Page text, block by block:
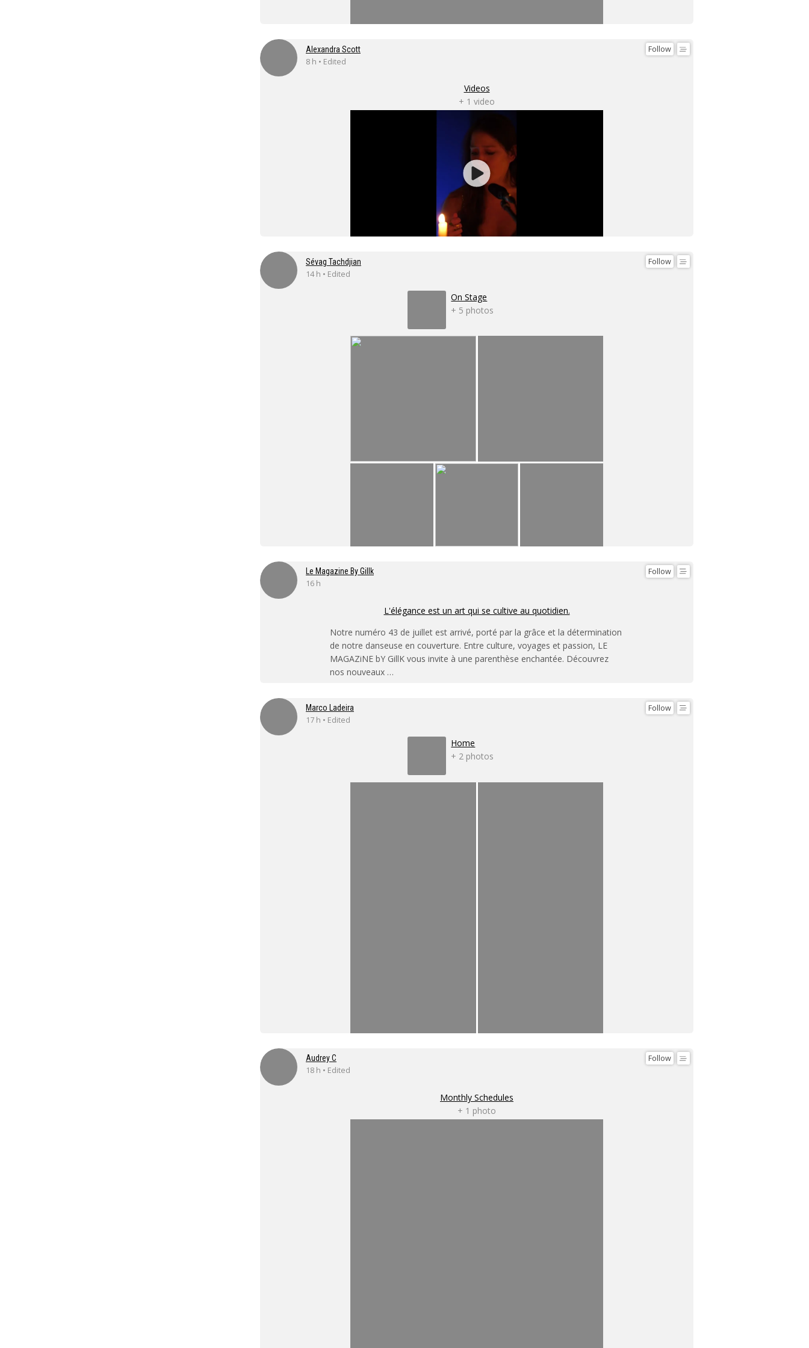
Follow
Alexandra Scott
8 h • Edited
Videos
+ 1 video
Follow
Sévag Tachdjian
14 h • Edited
On Stage
+ 5 photos
Follow
Le Magazine By Gillk
16 h
L'élégance est un art qui se cultive au quotidien.
Notre numéro 43 de juillet est arrivé, porté par la grâce et la détermination
de notre danseuse en couverture. Entre culture, voyages et passion, LE
MAGAZiNE bY GillK vous invite à une parenthèse enchantée. Découvrez
nos nouveaux …
Follow
Marco Ladeira
17 h • Edited
Home
+ 2 photos
Follow
Audrey C
18 h • Edited
Monthly Schedules
+ 1 photo